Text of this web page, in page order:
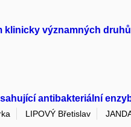
klinicky významných
antibakteriální
LIPOVÝ Břetislav